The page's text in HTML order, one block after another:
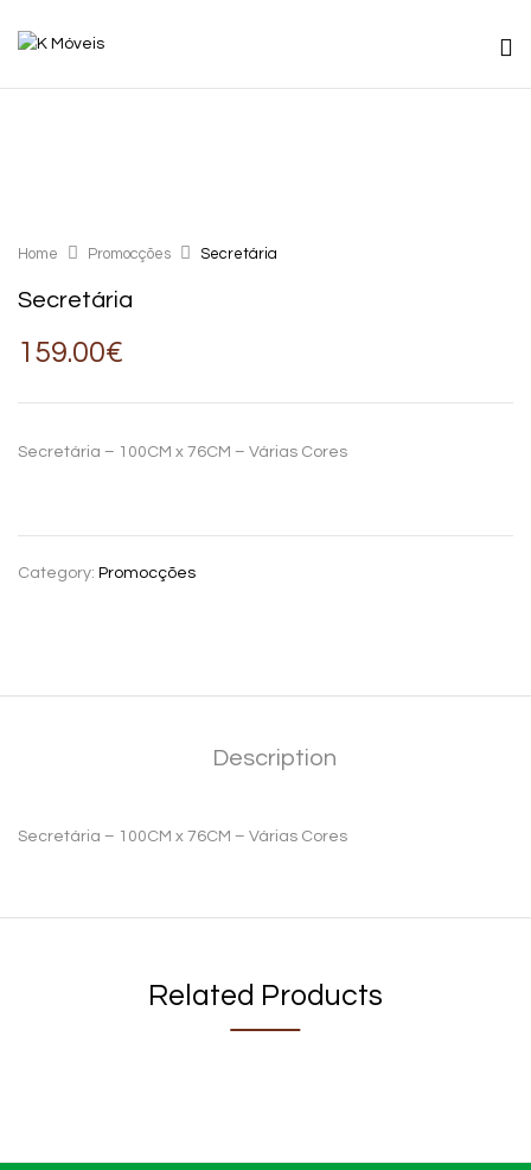
Home Promocções Secretária
Secretária
159.00€
Secretária – 100CM x 76CM – Várias Cores
Category: Promocções
Description
Secretária – 100CM x 76CM – Várias Cores
Related Products